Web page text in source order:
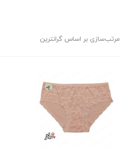
مرتب‌سازی بر اساس گرانترین